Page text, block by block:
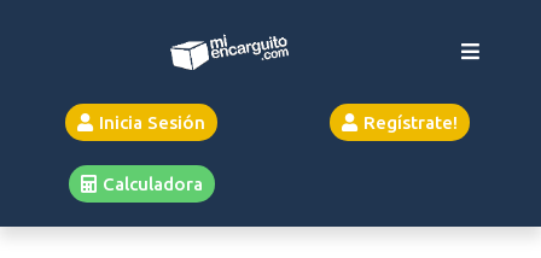
Inicia Sesión Regístrate!
Calculadora